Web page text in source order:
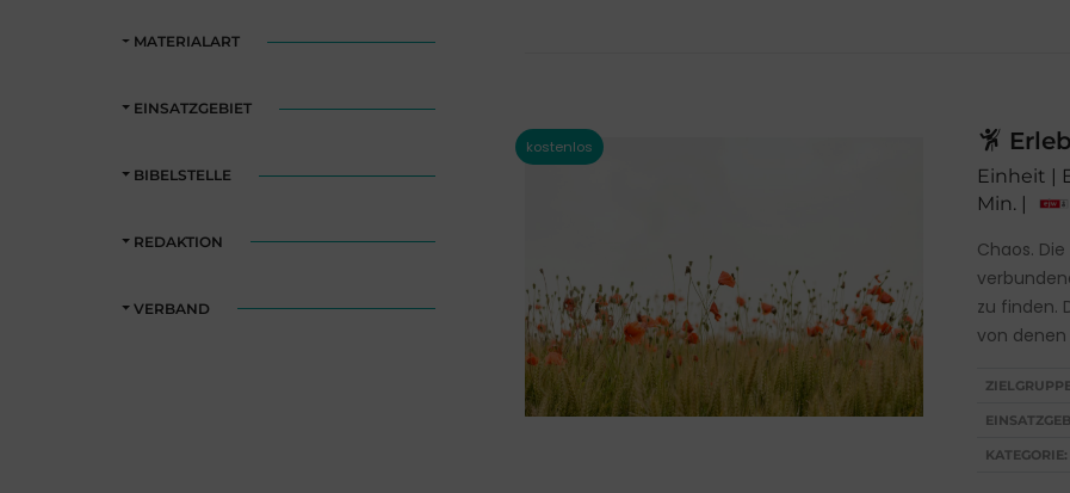
MATERIALART
EINSATZGEBIET
BIBELSTELLE
REDAKTION
VERBAND
Einheit |
Min. |
Chaos.
zu finden.
von
KATEGORIE: